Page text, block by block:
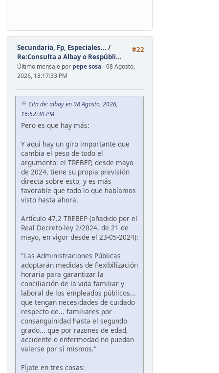
#22
Secundaria, Fp, Especiales... /
Re:Consulta a Albay o Respúbli...
Último mensaje por pepe sosa- 08 Agosto,
2026, 18:17:33 PM
Cita de: albay en 08 Agosto, 2026,
16:52:30 PM
Pero es que hay más:
Y aquí hay un giro importante que
cambia el peso de todo el
argumento: el TREBEP, desde mayo
de 2024, tiene su propia previsión
directa sobre esto, y es más
favorable que todo lo que habíamos
visto hasta ahora.
Artículo 47.2 TREBEP (añadido por el
Real Decreto-ley 2/2024, de 21 de
mayo, en vigor desde el 23-05-2024):
"Las Administraciones Públicas
adoptarán medidas de flexibilización
horaria para garantizar la
conciliación de la vida familiar y
laboral de los empleados públicos...
que tengan necesidades de cuidado
respecto de... familiares por
consanguinidad hasta el segundo
grado... que por razones de edad,
accidente o enfermedad no puedan
valerse por sí mismos."
Fíjate en tres cosas: